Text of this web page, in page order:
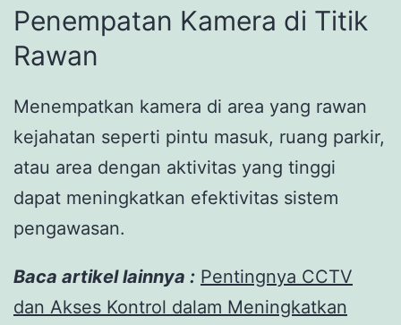
Penempatan Kamera di Titik
Rawan
Menempatkan kamera di area yang rawan
kejahatan seperti pintu masuk, ruang parkir,
atau area dengan aktivitas yang tinggi
dapat meningkatkan efektivitas sistem
pengawasan.
Baca artikel lainnya : Pentingnya CCTV
dan Akses Kontrol dalam Meningkatkan